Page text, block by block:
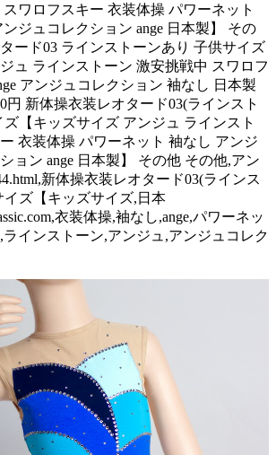
ワロフスキー 衣装体操 パワーネット
ジュコレクション ange 日本製】 その
ード03 ラインストーンあり 子供サイズ
ュ ラインストーン 激安挑戦中 スワロフ
アンジュコレクション 袖なし 日本製
円 新体操衣装レオタード03(ラインスト
【キッズサイズ アンジュ ラインスト
衣装体操 パワーネット 袖なし アンジ
ョン ange 日本製】 その他 その他,アン
新体操衣装レオタード03(ラインス
イズ【キッズサイズ,日本
衣装体操,袖なし,ange,パワーネッ
ラインストーン,アンジュ,アンジュコレク